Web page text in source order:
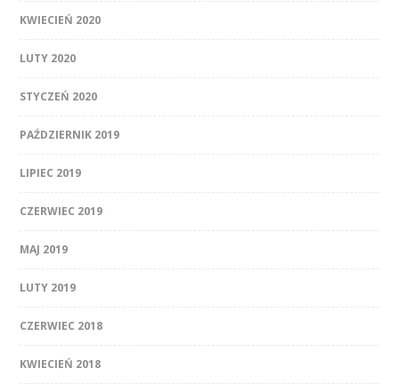
KWIECIEŃ 2020
LUTY 2020
STYCZEŃ 2020
PAŹDZIERNIK 2019
LIPIEC 2019
CZERWIEC 2019
MAJ 2019
LUTY 2019
CZERWIEC 2018
KWIECIEŃ 2018